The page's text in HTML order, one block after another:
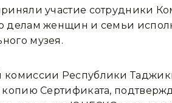
участие сотрудники
делам женщин и семьи
музея.
комиссии Республики
копию Сертификата,